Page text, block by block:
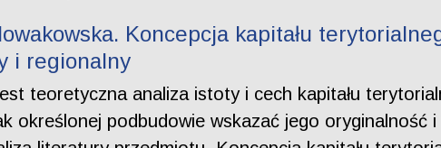
Koncepcja kapitału
i regionalny
teoretyczna analiza istoty i cech kapitału
określonej podbudowie wskazać jego